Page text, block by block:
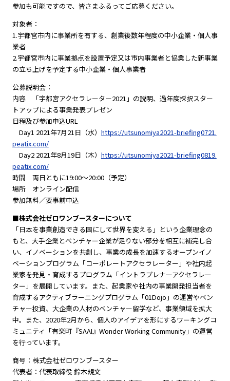
参加も可能ですので、皆さまふるってご応募ください。
対象者：
1.宇都宮市内に事業所を有する、創業後数年程度の中小企業・個人事
業者
2.宇都宮市内に事業拠点を設置予定又は市内事業者と協業した新事業
の立ち上げを予定する中小企業・個人事業者
公募説明会：
内容 「宇都宮アクセラレーター2021」の説明、過年度採択スター
トアップによる事業発表プレゼン
日程及び参加申込URL
Day1 2021年7月21日（水） https://utsunomiya2021-briefing0721.
peatix.com/
Day2 2021年8月19日（木） https://utsunomiya2021-briefing0819.
peatix.com/
時間 両日ともに19:00〜20:00（予定）
場所 オンライン配信
参加無料／要事前申込
■株式会社ゼロワンブースターについて
「日本を事業創造できる国にして世界を変える」という企業理念の
もと、大手企業とベンチャー企業が足りない部分を相互に補完し合
い、イノベーションを共創し、事業の成長を加速するオープンイノ
ベーションプログラム「コーポレートアクセラレーター」や社内起
業家を発見・育成するプログラム「イントラプレナーアクセラレー
ター」を展開しています。また、起業家や社内の事業開発担当者を
育成するアクティブラーニングプログラム「01Dojo」の運営やベン
チャー投資、大企業の人材のベンチャー留学など、事業領域を拡大
中。また、2020年2月から、個人のアイデアを形にするワーキングコ
ミュニティ「有楽町『SAAI』Wonder Working Community」の運営
を行っています。
商号：株式会社ゼロワンブースター
代表者：代表取締役 鈴木規文